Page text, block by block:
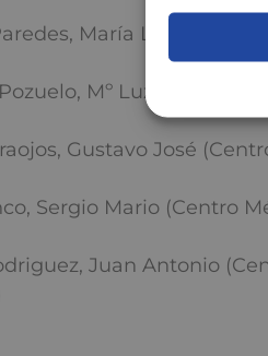
María Luisa
Mº Luz (Centro
Gustavo José
Sergio Mario (Centro
Juan Antonio